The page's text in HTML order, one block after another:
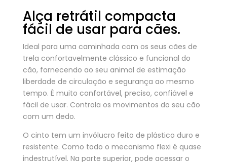
Alça retrátil compacta
fácil de usar para cães.
Ideal para uma caminhada com os seus cães de
trela confortavelmente clássico e funcional do
cão, fornecendo ao seu animal de estimação
liberdade de circulação e segurança ao mesmo
tempo. É muito confortável, preciso, confiável e
fácil de usar. Controla os movimentos do seu cão
com um dedo.
O cinto tem um invólucro feito de plástico duro e
resistente. Como todo o mecanismo flexi é quase
indestrutível. Na parte superior, pode acessar o